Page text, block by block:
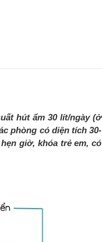
hút ẩm 30 lít/ngày (ở
phòng có diện tích 30-
giờ, khóa trẻ em, có